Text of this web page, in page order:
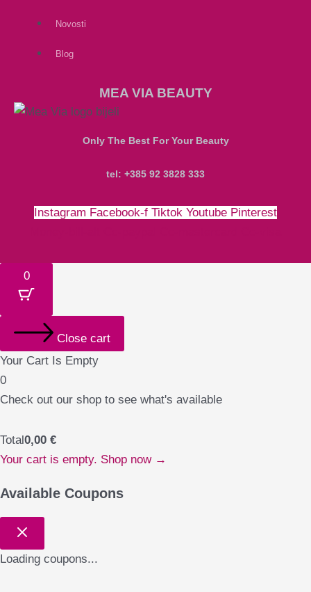
Novosti
Blog
MEA VIA BEAUTY
Only The Best For Your Beauty
tel: +385 92 3828 333
Instagram Facebook-f Tiktok Youtube Pinterest
0
Close cart
Your Cart Is Empty
0
Check out our shop to see what's available
Total0,00 €
Your cart is empty. Shop now →
Available Coupons
Loading coupons...